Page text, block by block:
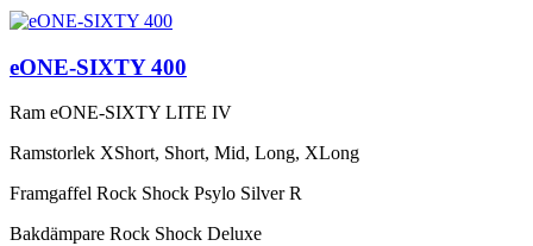
eONE-SIXTY 400
Ram eONE-SIXTY LITE IV
Ramstorlek XShort, Short, Mid, Long, XLong
Framgaffel Rock Shock Psylo Silver R
Bakdämpare Rock Shock Deluxe